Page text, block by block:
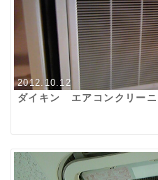
2012.10.12
ダイキン エアコンクリー